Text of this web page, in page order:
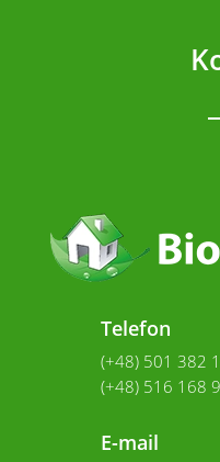
Telefon
(+48) 501 382
(+48) 516 168
E-mail